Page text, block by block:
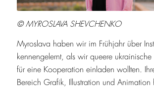
© MYROSLAVA SHEVCHENKO
Myroslava haben wir im Frühjahr über
kennengelernt, als wir queere
für eine Kooperation einladen wollten.
Bereich Grafik, Illustration und Animation